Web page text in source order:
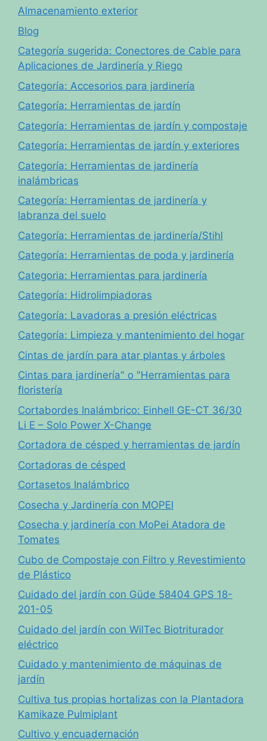
Almacenamiento exterior
Blog
Categoría sugerida: Conectores de Cable para
Aplicaciones de Jardinería y Riego
Categoría: Accesorios para jardinería
Categoría: Herramientas de jardín
Categoría: Herramientas de jardín y compostaje
Categoría: Herramientas de jardín y exteriores
Categoría: Herramientas de jardinería
inalámbricas
Categoría: Herramientas de jardinería y
labranza del suelo
Categoría: Herramientas de jardinería/Stihl
Categoría: Herramientas de poda y jardinería
Categoria: Herramientas para jardinería
Categoría: Hidrolimpiadoras
Categoría: Lavadoras a presión eléctricas
Categoría: Limpieza y mantenimiento del hogar
Cintas de jardín para atar plantas y árboles
Cintas para jardinería" o "Herramientas para
floristería
Cortabordes Inalámbrico: Einhell GE-CT 36/30
Li E – Solo Power X-Change
Cortadora de césped y herramientas de jardín
Cortadoras de césped
Cortasetos Inalámbrico
Cosecha y Jardinería con MOPEI
Cosecha y jardinería con MoPei Atadora de
Tomates
Cubo de Compostaje con Filtro y Revestimiento
de Plástico
Cuidado del jardín con Güde 58404 GPS 18-
201-05
Cuidado del jardín con WilTec Biotriturador
eléctrico
Cuidado y mantenimiento de máquinas de
jardín
Cultiva tus propias hortalizas con la Plantadora
Kamikaze Pulmiplant
Cultivo y encuadernación